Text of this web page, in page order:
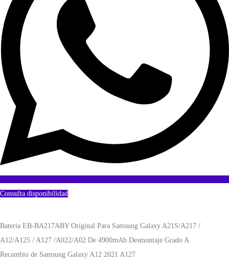
Consulta disponibilidad
Bateria EB-BA217ABY Original Para Samsung Galaxy A21S/A217 /
A12/A125 / A127 /A022/A02 De 4900mAh Desmontaje Grado A
Recambio de Samsung Galaxy A12 2021 A127